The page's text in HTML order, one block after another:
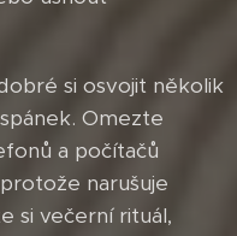
si osvojit několik
Omezte
a počítačů
narušuje
si večerní rituál,